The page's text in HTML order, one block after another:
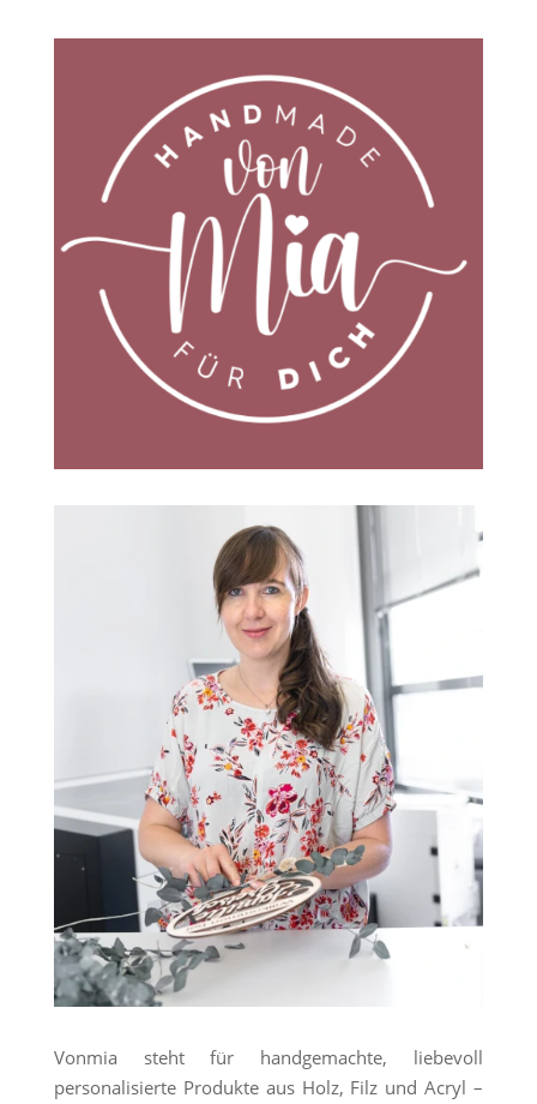
Vonmia steht für handgemachte, liebevoll
personalisierte Produkte aus Holz, Filz und Acryl –